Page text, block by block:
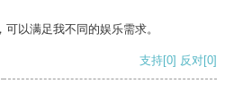
以满足我不同的娱乐需求。
支持[0] 反对[0]